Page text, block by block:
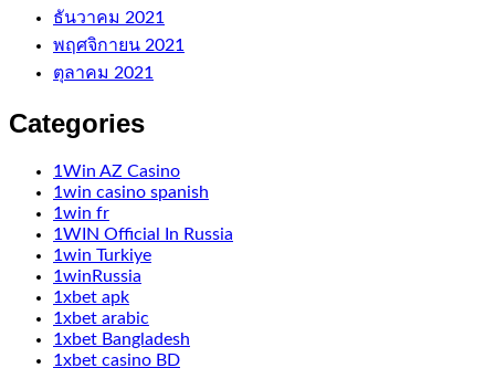
ธันวาคม 2021
พฤศจิกายน 2021
ตุลาคม 2021
Categories
1Win AZ Casino
1win casino spanish
1win fr
1WIN Official In Russia
1win Turkiye
1winRussia
1xbet apk
1xbet arabic
1xbet Bangladesh
1xbet casino BD